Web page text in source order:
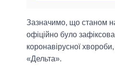
Зазначимо, що станом
офіційно було
коронавірусної
«Дельта».